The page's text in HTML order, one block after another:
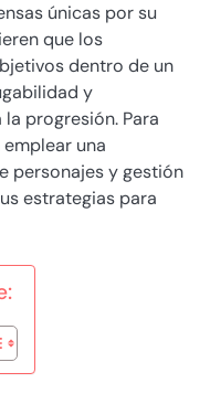
únicas por su
que los
dentro de un
y
progresión. Para
una
personajes y gestión
estrategias para